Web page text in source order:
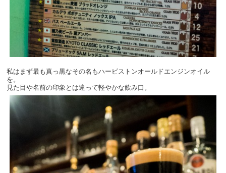
私はまず最も真っ黒なその名もハービストンオールドエンジンオイル
を。
見た目や名前の印象とは違って軽やかな飲み口。